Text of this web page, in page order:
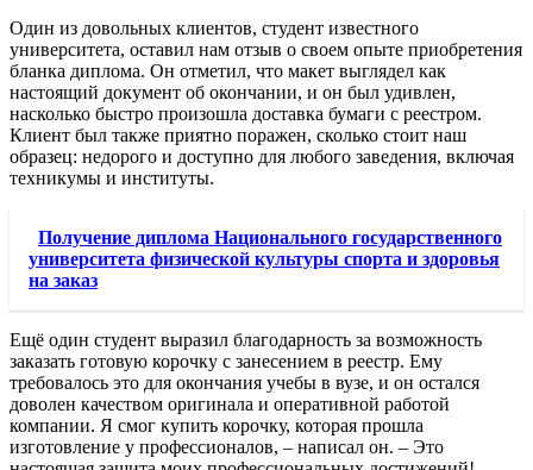
Один из довольных клиентов, студент известного
университета, оставил нам отзыв о своем опыте приобретения
бланка диплома. Он отметил, что макет выглядел как
настоящий документ об окончании, и он был удивлен,
насколько быстро произошла доставка бумаги с реестром.
Клиент был также приятно поражен, сколько стоит наш
образец: недорого и доступно для любого заведения, включая
техникумы и институты.
Получение диплома Национального государственного
университета физической культуры спорта и здоровья
на заказ
Ещё один студент выразил благодарность за возможность
заказать готовую корочку с занесением в реестр. Ему
требовалось это для окончания учебы в вузе, и он остался
доволен качеством оригинала и оперативной работой
компании. Я смог купить корочку, которая прошла
изготовление у профессионалов, – написал он. – Это